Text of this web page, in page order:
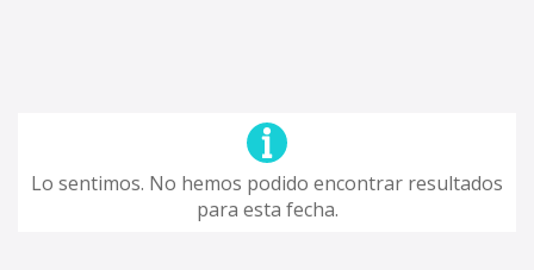
Lo sentimos. No hemos podido encontrar resultados
para esta fecha.